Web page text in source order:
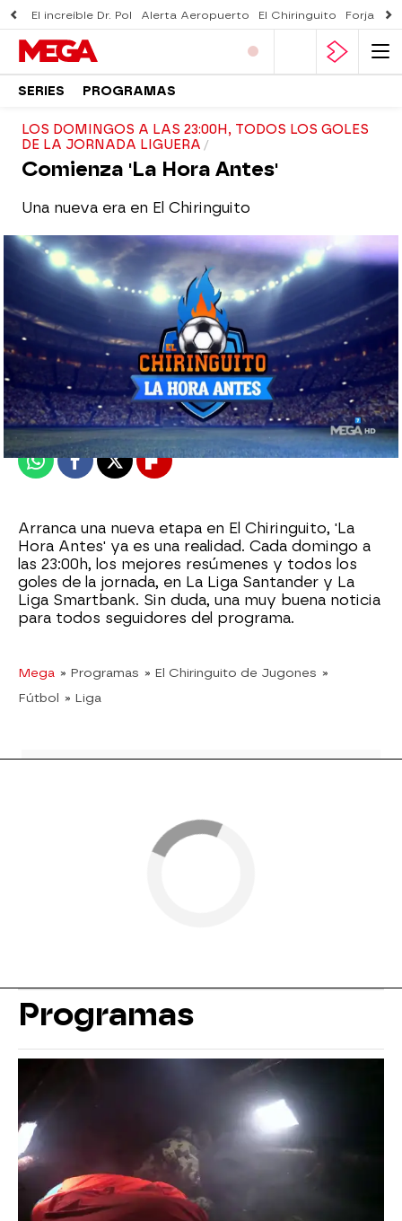
El increíble Dr. Pol Alerta Aeropuerto El Chiringuito Forjado
SERIES PROGRAMAS
LOS DOMINGOS A LAS 23:00H, TODOS LOS GOLES
DE LA JORNADA LIGUERA
Comienza 'La Hora Antes'
Una nueva era en El Chiringuito
El Chiringuito
Madrid
Publicado:04 de septiembre de 2022, 23:51
WhatsappFacebook
X Flipboard
Arranca una nueva etapa en El Chiringuito, 'La
Hora Antes' ya es una realidad. Cada domingo a
las 23:00h, los mejores resúmenes y todos los
goles de la jornada, en La Liga Santander y La
Liga Smartbank. Sin duda, una muy buena noticia
para todos seguidores del programa.
Mega » Programas » El Chiringuito de Jugones »
Fútbol » Liga
Programas